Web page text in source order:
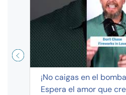
¡No caigas en el
Espera el amor que